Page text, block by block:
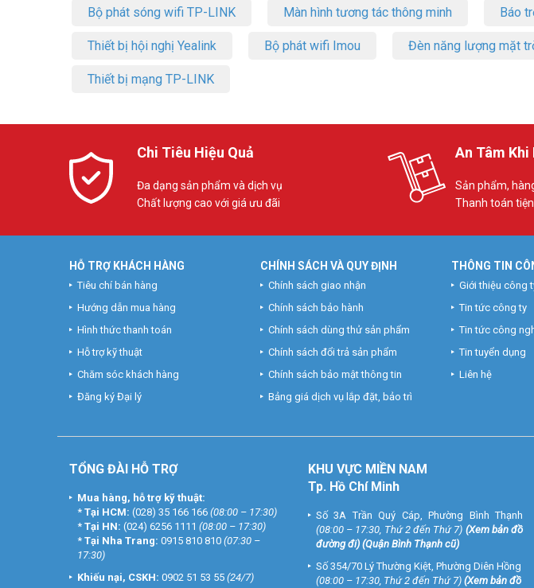
Bộ phát sóng wifi TP-LINK Màn hình tương tác thông minh Báo
Thiết bị hội nghị Yealink Bộ phát wifi Imou Đèn năng lượng mặt
Thiết bị mạng TP-LINK
Chi Tiêu Hiệu Quả
Đa dạng sản phẩm và dịch vụ
Chất lượng cao với giá ưu đãi
An Tâm Khi
Sản phẩm,
Thanh toán
HỖ TRỢ KHÁCH HÀNG
Tiêu chí bán hàng
Hướng dẫn mua hàng
Hình thức thanh toán
Hỗ trợ kỹ thuật
Chăm sóc khách hàng
Đăng ký Đại lý
CHÍNH SÁCH VÀ QUY ĐỊNH
Chính sách giao nhận
Chính sách bảo hành
Chính sách dùng thử sản phẩm
Chính sách đổi trả sản phẩm
Chính sách bảo mật thông tin
Bảng giá dịch vụ lắp đặt, bảo trì
THÔNG TIN
Giới thiệu công
Tin tức công ty
Tin tức công
Tin tuyển dụng
Liên hệ
TỔNG ĐÀI HỖ TRỢ
Mua hàng, hỗ trợ kỹ thuật:
* Tại HCM: (028) 35 166 166 (08:00 – 17:30)
* Tại HN: (024) 6256 1111 (08:00 – 17:30)
* Tại Nha Trang: 0915 810 810 (07:30 –
17:30)
Khiếu nại, CSKH: 0902 51 53 55 (24/7)
KHU VỰC MIỀN NAM
Tp. Hồ Chí Minh
Số 3A Trần Quý Cáp, Phường Bình Thạnh
(08:00 – 17:30, Thứ 2 đến Thứ 7) (Xem bản đồ
đường đi) (Quận Bình Thạnh cũ)
Số 354/70 Lý Thường Kiệt, Phường Diên Hồng
(08:00 – 17:30, Thứ 2 đến Thứ 7) (Xem bản đồ